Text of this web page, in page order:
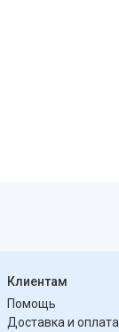
Клиентам
Помощь
Доставка и оплата